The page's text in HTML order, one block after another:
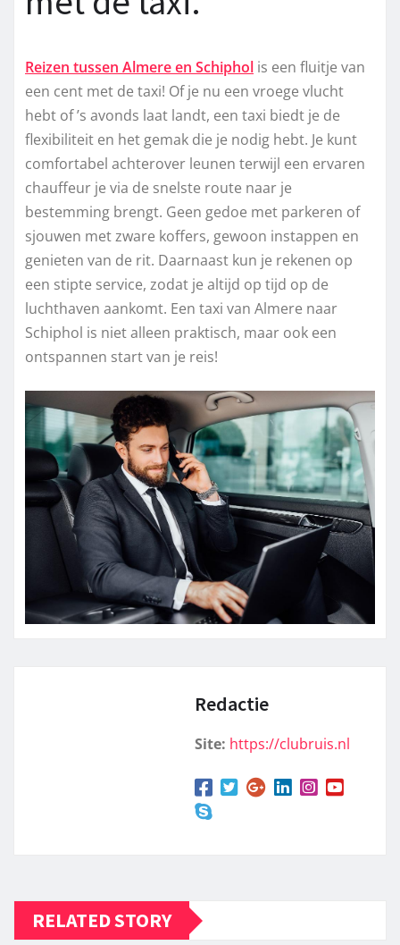
Reizen tussen Almere en Schiphol is een fluitje van
een cent met de taxi! Of je nu een vroege vlucht
hebt of ’s avonds laat landt, een taxi biedt je de
flexibiliteit en het gemak die je nodig hebt. Je kunt
comfortabel achterover leunen terwijl een ervaren
chauffeur je via de snelste route naar je
bestemming brengt. Geen gedoe met parkeren of
sjouwen met zware koffers, gewoon instappen en
genieten van de rit. Daarnaast kun je rekenen op
een stipte service, zodat je altijd op tijd op de
luchthaven aankomt. Een taxi van Almere naar
Schiphol is niet alleen praktisch, maar ook een
ontspannen start van je reis!
Redactie
Site: https://clubruis.nl
RELATED STORY